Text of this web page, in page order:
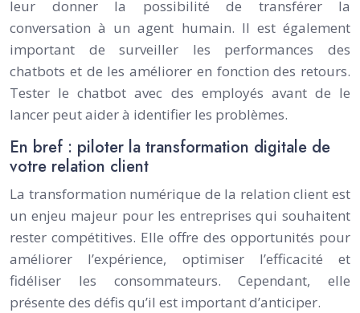
leur donner la possibilité de transférer la
conversation à un agent humain. Il est également
important de surveiller les performances des
chatbots et de les améliorer en fonction des retours.
Tester le chatbot avec des employés avant de le
lancer peut aider à identifier les problèmes.
En bref : piloter la transformation digitale de
votre relation client
La transformation numérique de la relation client est
un enjeu majeur pour les entreprises qui souhaitent
rester compétitives. Elle offre des opportunités pour
améliorer l’expérience, optimiser l’efficacité et
fidéliser les consommateurs. Cependant, elle
présente des défis qu’il est important d’anticiper.